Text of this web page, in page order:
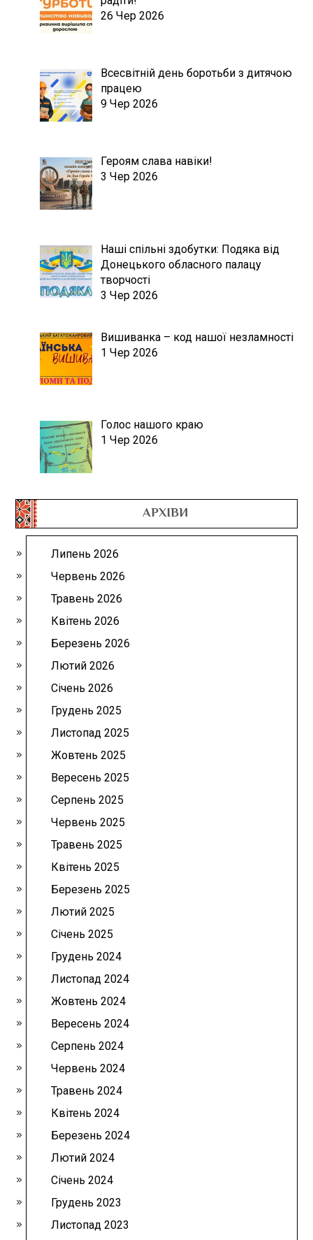
26 Чер 2026
Всесвітній день боротьби з дитячою
працею
9 Чер 2026
Героям слава навіки!
3 Чер 2026
Наші спільні здобутки: Подяка від
Донецького обласного палацу
творчості
3 Чер 2026
Вишиванка – код нашої незламності
1 Чер 2026
Голос нашого краю
1 Чер 2026
АРХІВИ
Липень 2026
Червень 2026
Травень 2026
Квітень 2026
Березень 2026
Лютий 2026
Січень 2026
Грудень 2025
Листопад 2025
Жовтень 2025
Вересень 2025
Серпень 2025
Червень 2025
Травень 2025
Квітень 2025
Березень 2025
Лютий 2025
Січень 2025
Грудень 2024
Листопад 2024
Жовтень 2024
Вересень 2024
Серпень 2024
Червень 2024
Травень 2024
Квітень 2024
Березень 2024
Лютий 2024
Січень 2024
Грудень 2023
Листопад 2023